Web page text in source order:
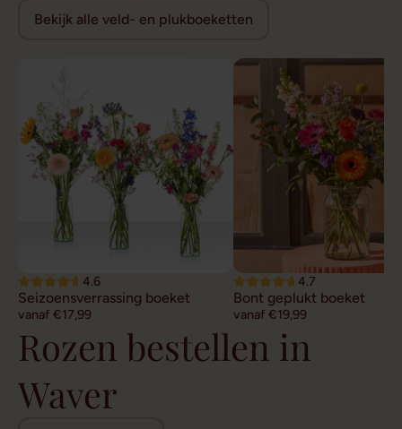
Bekijk alle veld- en plukboeketten
4.6
Seizoensverrassing boeket
vanaf €17,99
4.7
Bont geplukt boeket
vanaf €19,99
Rozen bestellen in
Waver